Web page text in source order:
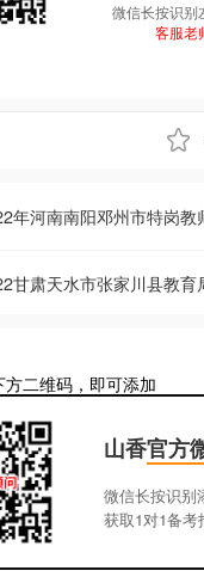
微信长按识别
客服老
方二维码，即可添加
山香官方
微信长按识别
获取1对1备考